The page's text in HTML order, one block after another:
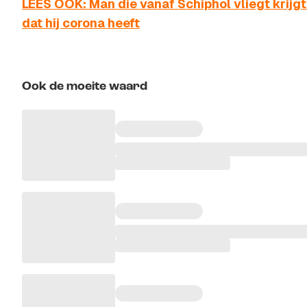
LEES OOK: Man die vanaf Schiphol vliegt
dat hij corona heeft
Ook de moeite waard